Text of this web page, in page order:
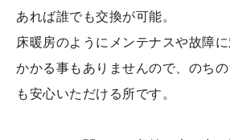
あれば誰でも交換が可能。
床暖房のようにメンテナスや故障
かかる事もありませんので、のち
も安心いただける所です。